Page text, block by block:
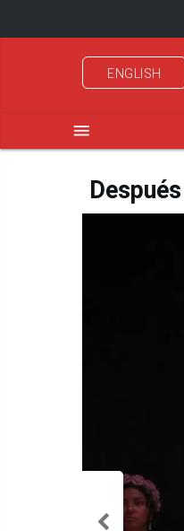
ENGLISH
menu